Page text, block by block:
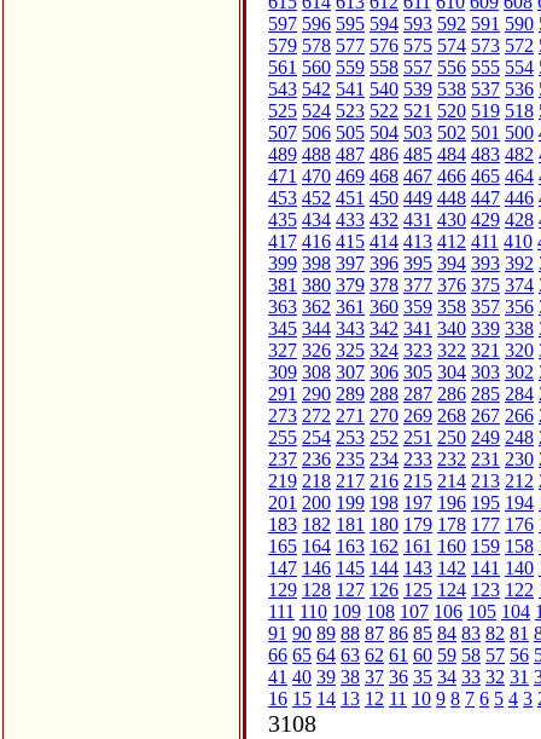
597 596 595 594 593 592 591 590
579 578 577 576 575 574 573 572
561 560 559 558 557 556 555 554
543 542 541 540 539 538 537 536
525 524 523 522 521 520 519 518
507 506 505 504 503 502 501 500
489 488 487 486 485 484 483 482
471 470 469 468 467 466 465 464
453 452 451 450 449 448 447 446
435 434 433 432 431 430 429 428
417 416 415 414 413 412 411 410
399 398 397 396 395 394 393 392
381 380 379 378 377 376 375 374
363 362 361 360 359 358 357 356
345 344 343 342 341 340 339 338
327 326 325 324 323 322 321 320
309 308 307 306 305 304 303 302
291 290 289 288 287 286 285 284
273 272 271 270 269 268 267 266
255 254 253 252 251 250 249 248
237 236 235 234 233 232 231 230
219 218 217 216 215 214 213 212
201 200 199 198 197 196 195 194
183 182 181 180 179 178 177 176
165 164 163 162 161 160 159 158
147 146 145 144 143 142 141 140
129 128 127 126 125 124 123 122
111 110 109 108 107 106 105 104
91 90 89 88 87 86 85 84 83 82 81
66 65 64 63 62 61 60 59 58 57 56
41 40 39 38 37 36 35 34 33 32 31
16 15 14 13 12 11 10 9 8 7 6 5 4 3
3108